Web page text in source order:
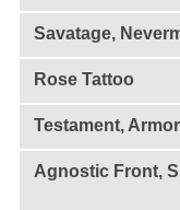
Savatage,
Rose Tattoo
Testament,
Agnostic Front,